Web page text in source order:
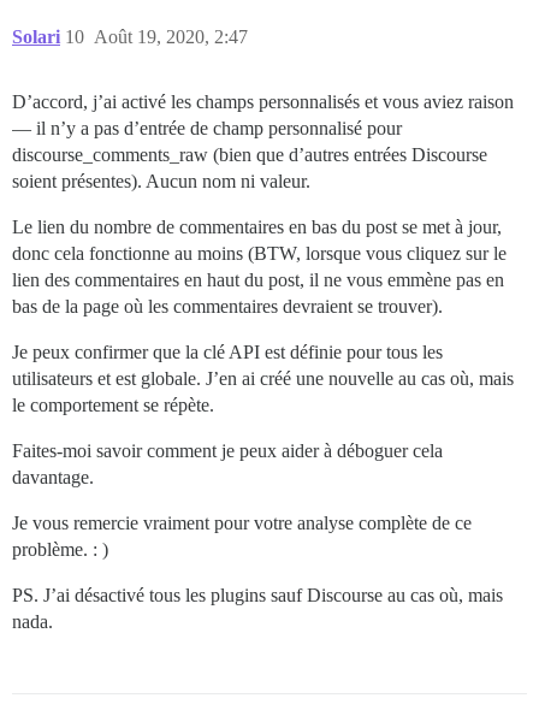
Solari Août 19, 2020, 2:47
10
D’accord, j’ai activé les champs personnalisés et vous aviez raison
— il n’y a pas d’entrée de champ personnalisé pour
discourse_comments_raw (bien que d’autres entrées Discourse
soient présentes). Aucun nom ni valeur.
Le lien du nombre de commentaires en bas du post se met à jour,
donc cela fonctionne au moins (BTW, lorsque vous cliquez sur le
lien des commentaires en haut du post, il ne vous emmène pas en
bas de la page où les commentaires devraient se trouver).
Je peux confirmer que la clé API est définie pour tous les
utilisateurs et est globale. J’en ai créé une nouvelle au cas où, mais
le comportement se répète.
Faites-moi savoir comment je peux aider à déboguer cela
davantage.
Je vous remercie vraiment pour votre analyse complète de ce
problème. : )
PS. J’ai désactivé tous les plugins sauf Discourse au cas où, mais
nada.